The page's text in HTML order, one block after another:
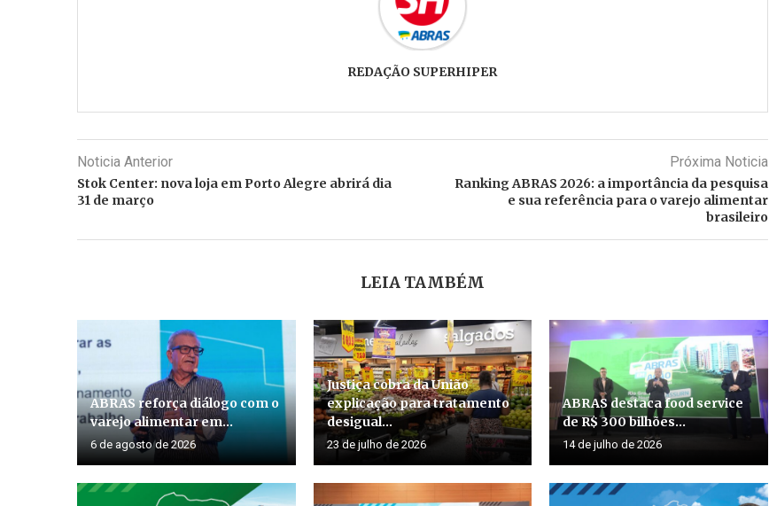
REDAÇÃO SUPERHIPER
Noticia Anterior
Stok Center: nova loja em Porto Alegre abrirá dia
31 de março
Próxima Noticia
Ranking ABRAS 2026: a importância da pesquisa
e sua referência para o varejo alimentar
brasileiro
LEIA TAMBÉM
ABRAS reforça diálogo com o
varejo alimentar em...
6 de agosto de 2026
Justiça cobra da União
explicação para tratamento
desigual...
23 de julho de 2026
ABRAS destaca food service
de R$ 300 bilhões...
14 de julho de 2026